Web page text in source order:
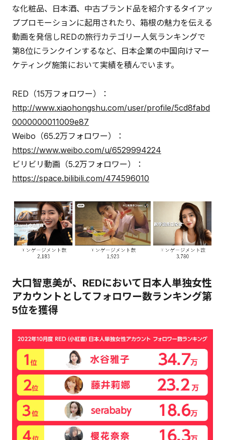
な化粧品、日本酒、中古ブランド品を紹介するタイアッ
ププロモーションに起用されたり、箱根の魅力を伝える
動画を発信しREDの旅行カテゴリー人気ランキングで
第8位にランクインするなど、日本企業の中国向けマー
ケティング施策において実績を積んでいます。
RED（15万フォロワー）：
http://www.xiaohongshu.com/user/profile/5cd8fabd
0000000011009e87
Weibo（65.2万フォロワー）：
https://www.weibo.com/u/6529994224
ビリビリ動画（5.2万フォロワー）：
https://space.bilibili.com/474596010
大口智恵美が、REDにおいて日本人単独女性
アカウントとしてフォロワー数ランキング第
5位を獲得